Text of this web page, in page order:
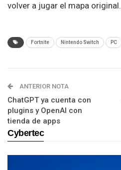
volver a jugar el mapa original.
Fortnite Nintendo Switch PC
ANTERIOR NOTA
ChatGPT ya cuenta con
plugins y OpenAI con
tienda de apps
Cybertec